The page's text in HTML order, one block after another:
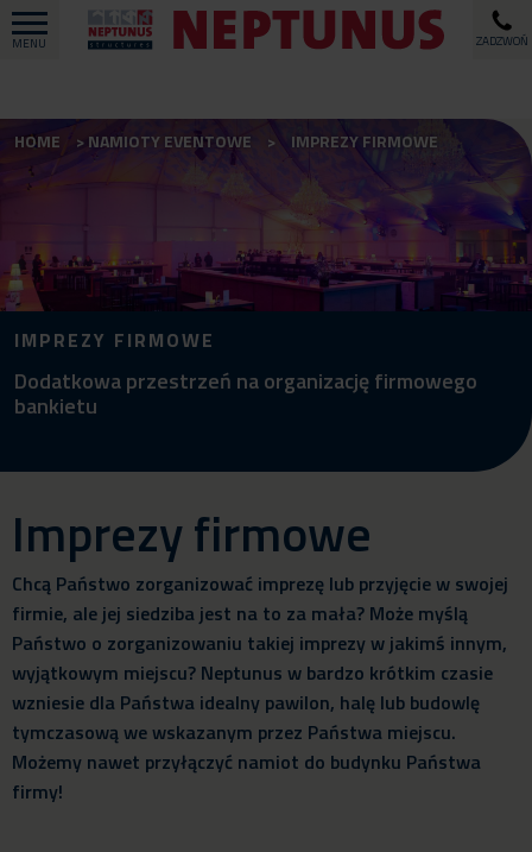
MENU ZADZWOŃ
HOME NAMIOTY EVENTOWE IMPREZY FIRMOWE
IMPREZY FIRMOWE
Dodatkowa przestrzeń na organizację firmowego
bankietu
Imprezy firmowe
Chcą Państwo zorganizować imprezę lub przyjęcie w swojej
firmie, ale jej siedziba jest na to za mała? Może myślą
Państwo o zorganizowaniu takiej imprezy w jakimś innym,
wyjątkowym miejscu? Neptunus w bardzo krótkim czasie
wzniesie dla Państwa idealny pawilon, halę lub budowlę
tymczasową we wskazanym przez Państwa miejscu.
Możemy nawet przyłączyć namiot do budynku Państwa
firmy!